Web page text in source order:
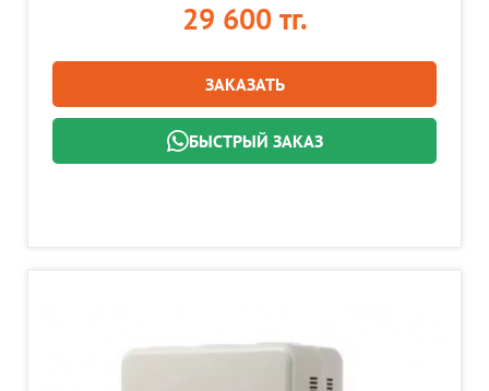
29 600 тг.
ЗАКАЗАТЬ
БЫСТРЫЙ ЗАКАЗ